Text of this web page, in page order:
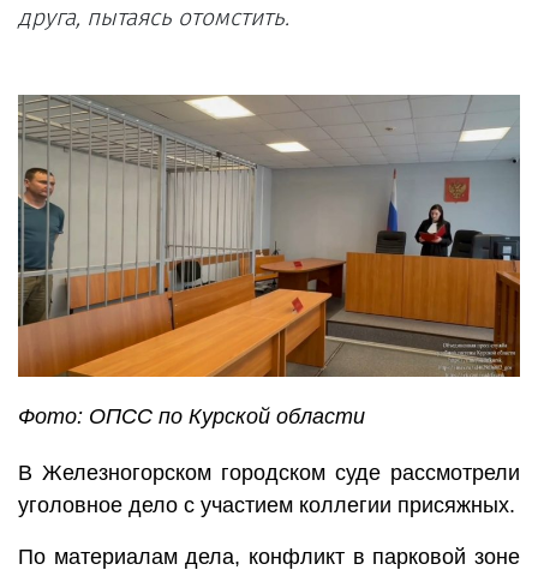
друга, пытаясь отомстить.
Фото: ОПСС по Курской области
В Железногорском городском суде рассмотрели
уголовное дело с участием коллегии присяжных.
По материалам дела, конфликт в парковой зоне